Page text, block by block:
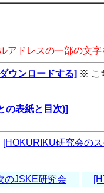
アドレスの一部の文
ウンロードする] ※ こ
の表紙と目次)]
[HOKURIKU研究会の
のJSKE研究会